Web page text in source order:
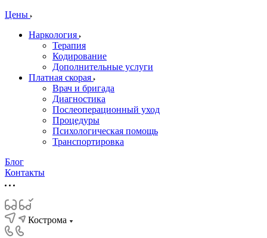
Цены
Наркология
Терапия
Кодирование
Дополнительные услуги
Платная скорая
Врач и бригада
Диагностика
Послеоперационный уход
Процедуры
Психологическая помощь
Транспортировка
Блог
Контакты
Кострома